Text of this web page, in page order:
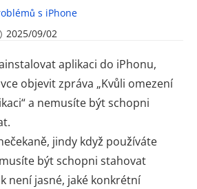
s iPhone
2025/09/02
aplikaci do iPhonu,
objevit zpráva „Kvůli omezení
a nemusíte být schopni
jindy když používáte
být schopni stahovat
není jasné, jaké konkrétní